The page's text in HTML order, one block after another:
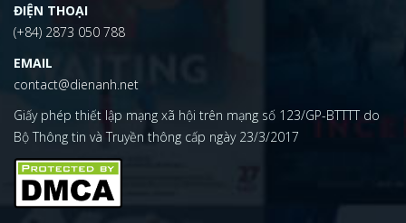
ĐIỆN THOẠI
(+84) 2873 050 788
EMAIL
contact@dienanh.net
Giấy phép thiết lập mạng xã hội trên mạng số 123/GP-BTTTT do
Bộ Thông tin và Truyền thông cấp ngày 23/3/2017